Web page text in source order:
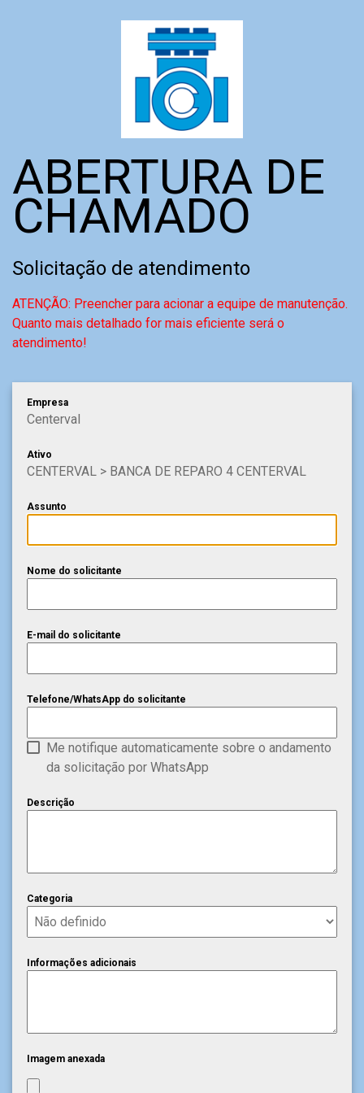
ABERTURA DE
CHAMADO
Solicitação de atendimento
ATENÇÃO: Preencher para acionar a equipe de manutenção.
Quanto mais detalhado for mais eficiente será o
atendimento!
Centerval
Empresa
CENTERVAL > BANCA DE REPARO 4 CENTERVAL
Ativo
Assunto
Nome do solicitante
E-mail do solicitante
Telefone/WhatsApp do solicitante
Me notifique automaticamente sobre o andamento
da solicitação por WhatsApp
Descrição
Categoria
Informações adicionais
Imagem anexada